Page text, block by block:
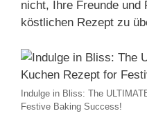
nicht, Ihre Freunde und
köstlichen Rezept zu
Indulge in Bliss: The
Festive Baking Success!